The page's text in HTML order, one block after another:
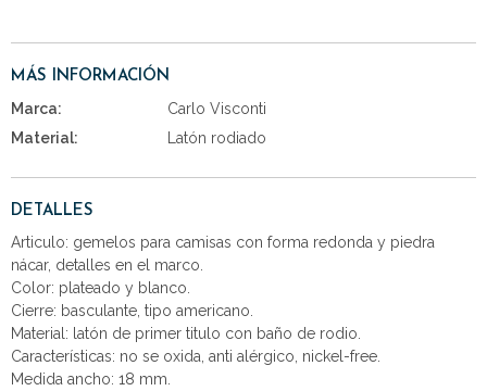
MÁS INFORMACIÓN
Marca:
Carlo Visconti
Material:
Latón rodiado
DETALLES
Articulo: gemelos para camisas con forma redonda y piedra
nácar, detalles en el marco.
Color: plateado y blanco.
Cierre: basculante, tipo americano.
Material: latón de primer titulo con baño de rodio.
Características: no se oxida, anti alérgico, nickel-free.
Medida ancho: 18 mm.